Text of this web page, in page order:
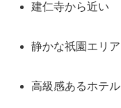
建仁寺から近い
静かな祇園エリア
高級感あるホテル